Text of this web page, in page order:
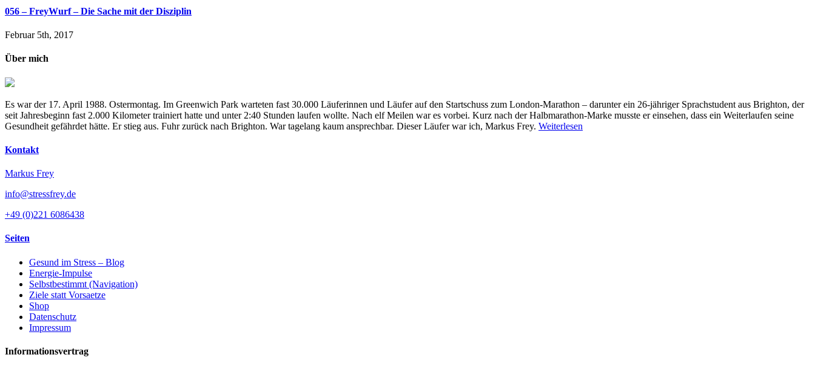
056 – FreyWurf – Die Sache mit der Disziplin
Februar 5th, 2017
Über mich
Es war der 17. April 1988. Ostermontag. Im Greenwich Park warteten fast 30.000 Läuferinnen und Läufer auf den Startschuss zum London-Marathon – darunter ein 26-jähriger Sprachstudent aus Brighton, der
seit Jahresbeginn fast 2.000 Kilometer trainiert hatte und unter 2:40 Stunden laufen wollte. Nach elf Meilen war es vorbei. Kurz nach der Halbmarathon-Marke musste er einsehen, dass ein Weiterlaufen seine
Gesundheit gefährdet hätte. Er stieg aus. Fuhr zurück nach Brighton. War tagelang kaum ansprechbar. Dieser Läufer war ich, Markus Frey. Weiterlesen
Kontakt
Markus Frey
info@stressfrey.de
+49 (0)221 6086438
Seiten
Gesund im Stress – Blog
Energie-Impulse
Selbstbestimmt (Navigation)
Ziele statt Vorsaetze
Shop
Datenschutz
Impressum
Informationsvertrag